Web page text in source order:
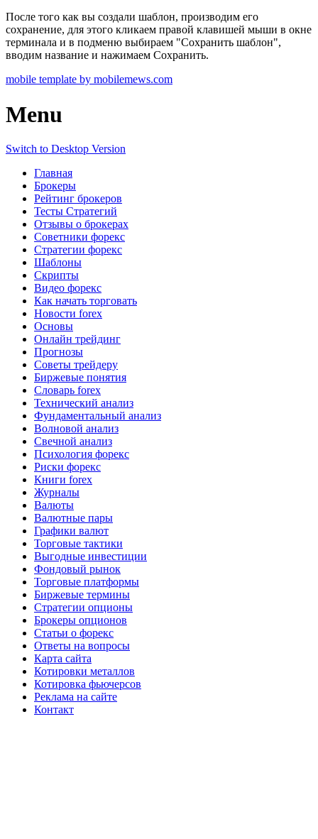
После того как вы создали шаблон, производим его
сохранение, для этого кликаем правой клавишей мыши в окне
терминала и в подменю выбираем "Сохранить шаблон",
вводим название и нажимаем Сохранить.
mobile template by mobilemews.com
Menu
Switch to Desktop Version
Главная
Брокеры
Рейтинг брокеров
Тесты Стратегий
Отзывы о брокерах
Советники форекс
Стратегии форекс
Шаблоны
Скрипты
Видео форекс
Как начать торговать
Новости forex
Основы
Онлайн трейдинг
Прогнозы
Советы трейдеру
Биржевые понятия
Словарь forex
Технический анализ
Фундаментальный анализ
Волновой анализ
Свечной анализ
Психология форекс
Риски форекс
Книги forex
Журналы
Валюты
Валютные пары
Графики валют
Торговые тактики
Выгодные инвестиции
Фондовый рынок
Торговые платформы
Биржевые термины
Стратегии опционы
Брокеры опционов
Статьи о форекс
Ответы на вопросы
Карта сайта
Котировки металлов
Котировка фьючерсов
Реклама на сайте
Контакт